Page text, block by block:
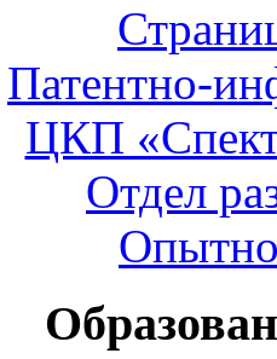
Патентно-
ЦКП
Отдел